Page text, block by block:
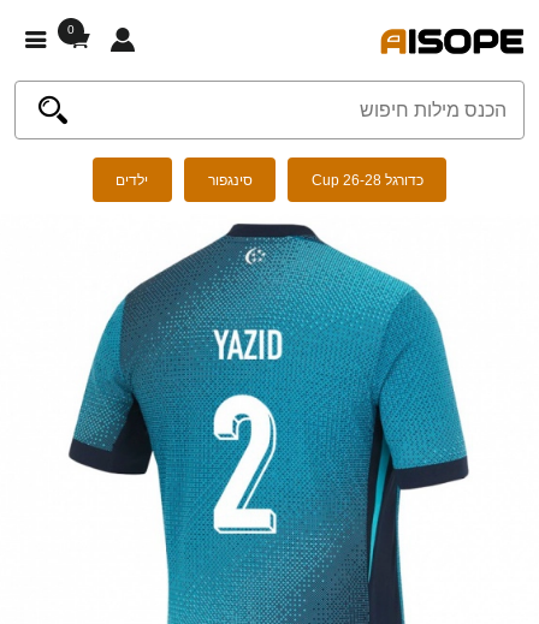
0
כדורגל Cup 26-28 סינגפור ילדים